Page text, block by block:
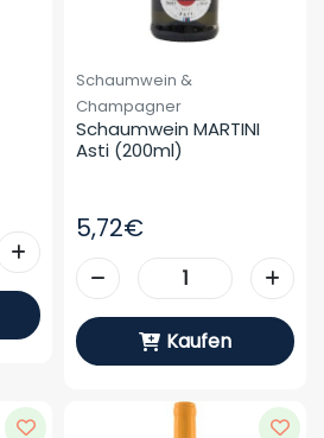
Schaumwein &
Champagner
Schaumwein MARTINI
Asti (200ml)
5,72€
Kaufen